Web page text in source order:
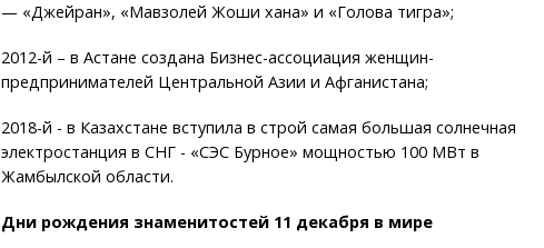
— «Джейран», «Мавзолей Жоши хана» и «Голова тигра»;
2012-й – в Астане создана Бизнес-ассоциация женщин-
предпринимателей Центральной Азии и Афганистана;
2018-й - в Казахстане вступила в строй самая большая солнечная
электростанция в СНГ - «СЭС Бурное» мощностью 100 МВт в
Жамбылской области.
Дни рождения знаменитостей 11 декабря в мире